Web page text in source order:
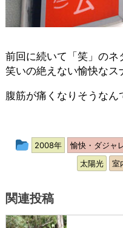
前回に続いて「笑」のネ
笑いの絶えない愉快なス
腹筋が痛くなりそうなん
投
ル
ー
2008年 愉快・ダジャ
太陽光
室
関連投稿